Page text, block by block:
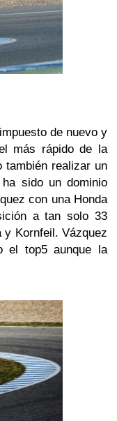
de nuevo y
más rápido de la
también realizar un
sido un dominio
con una Honda
a tan solo 33
Kornfeil. Vázquez
el top5 aunque la